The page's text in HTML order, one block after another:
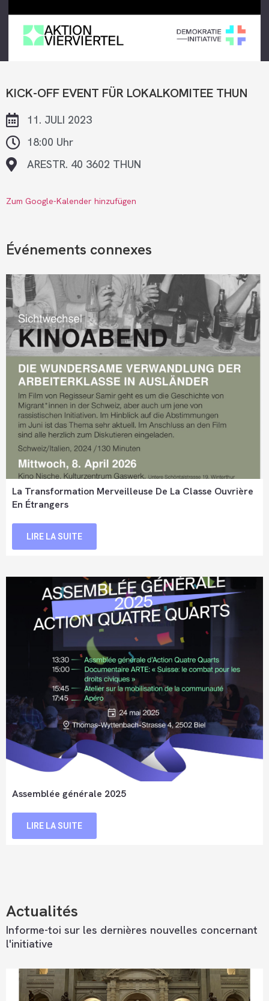
KICK-OFF EVENT FÜR LOKALKOMITEE THUN
11. JULI 2023
18:00 Uhr
ARESTR. 40 3602 THUN
Zum Google-Kalender hinzufügen
Événements connexes
La Transformation Merveilleuse De La Classe Ouvrière
En Étrangers
LIRE LA SUITE
Assemblée générale 2025
LIRE LA SUITE
Actualités
Informe-toi sur les dernières nouvelles concernant
l'initiative